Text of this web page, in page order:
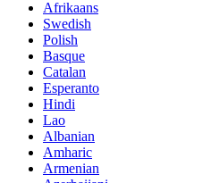
Afrikaans
Swedish
Polish
Basque
Catalan
Esperanto
Hindi
Lao
Albanian
Amharic
Armenian